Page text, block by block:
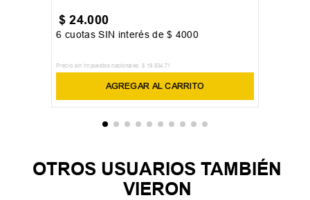
$ 24.000
6 cuotas SIN interés de$ 4000
Precio sin impuestos nacionales: $ 19.834 ,71
AGREGAR AL CARRITO
OTROS USUARIOS TAMBIÉN
VIERON